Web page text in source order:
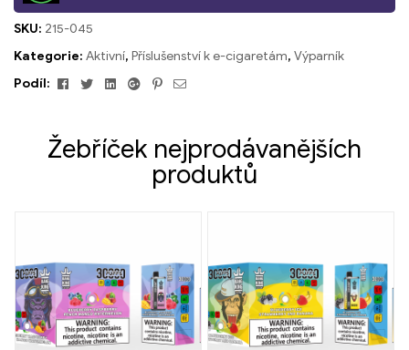
SKU: 215-045
Kategorie: Aktivní, Příslušenství k e-cigaretám, Výparník
Podíl:
FacebookCvrlikáníLinkedinGoogle+Pinterest
E-
Žebříček nejprodávanějších
produktů